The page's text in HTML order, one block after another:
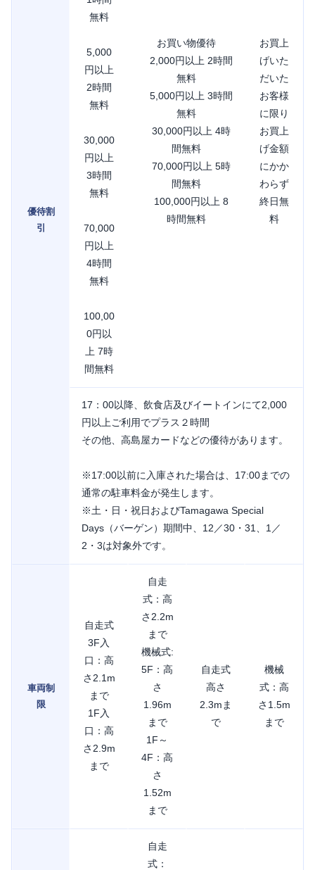
優待割
引
無料
5,000
円以上
2時間
無料
30,000
円以上
3時間
無料
70,000
円以上
4時間
無料
100,00
0円以
上 7時
間無料
お買い物優待
2,000円以上 2時間
無料
5,000円以上 3時間
無料
30,000円以上 4時
間無料
70,000円以上 5時
間無料
100,000円以上 8
時間無料
お買上
げいた
だいた
お客様
に限り
お買上
げ金額
にかか
わらず
終日無
料
17：00以降、飲食店及びイートインにて2,000
円以上ご利用でプラス２時間
その他、高島屋カードなどの優待があります。
※17:00以前に入庫された場合は、17:00までの
通常の駐車料金が発生します。
※土・日・祝日およびTamagawa Special
Days（バーゲン）期間中、12／30・31、1／
2・3は対象外です。
車両制
限
自走式
3F入
口：高
さ2.1m
まで
1F入
口：高
さ2.9m
まで
自走
式：高
さ2.2m
まで
機械式:
5F：高
さ
1.96m
まで
1F～
4F：高
さ
1.52m
まで
自走式
高さ
2.3mま
で
機械
式：高
さ1.5m
まで
自走
式：